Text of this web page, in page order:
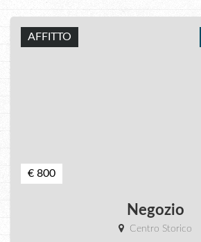
AFFITTO
€ 800
Negozio
Centro Storico